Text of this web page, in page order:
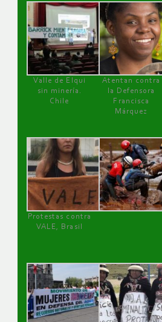
Valle de Elqui
sin minería.
Chile
Atentan contra
la Defensora
Francisca
Márquez
Protestas contra
VALE, Brasil